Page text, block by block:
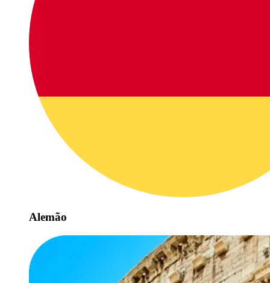
Alemão